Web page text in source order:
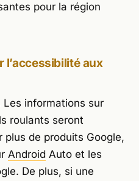
pour la région
l’accessibilité aux
Les informations sur
roulants seront
plus de produits Google,
Android Auto et les
De plus, si une